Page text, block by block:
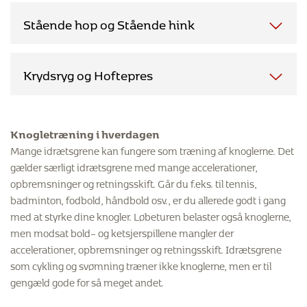
Firkantshop (tv)er den nemmeste af de to øvelser. Start
med fødderne i hoftebredde og hop nu i en firkant. Sørg for
at knæ og fødder peger i samme retning ved hvert hop.
Firkantshink (th)er sværere end hop på stedet, idet det
stiller større krav til både balance og styrke. Du kan ændre
sværhedsgraden ved at hoppe firkanten større eller mindre.
Stående hop og Stående hink
I stående hop (tv)skal du starte stående på to fødder.
Herefter skal du hoppe op i luften og lande på én fod. Det er
vigtigt, at du ikke hopper højere, end at du kan holde
balancen, når du lander.
Krydsryg og Hoftepres
Krydsryg (tv) og hoftepres (th):
Disse øvelser styrker
både ryggens store og små muskler.
Knogletræning i hverdagen
Mange idrætsgrene kan fungere som træning af knoglerne. Det
gælder særligt idrætsgrene med mange accelerationer,
opbremsninger og retningsskift. Går du f.eks. til tennis,
badminton, fodbold, håndbold osv., er du allerede godt i gang
med at styrke dine knogler. Løbeturen belaster også knoglerne,
men modsat bold– og ketsjerspillene mangler der
accelerationer, opbremsninger og retningsskift. Idrætsgrene
som cykling og svømning træner ikke knoglerne, men er til
gengæld gode for så meget andet.